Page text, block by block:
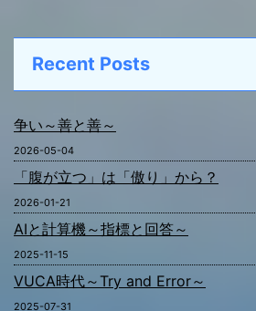
Recent Posts
争い～善と善～
2026-05-04
「腹が立つ」は「傲り」から？
2026-01-21
AIと計算機～指標と回答～
2025-11-15
VUCA時代～Try and Error～
2025-07-31